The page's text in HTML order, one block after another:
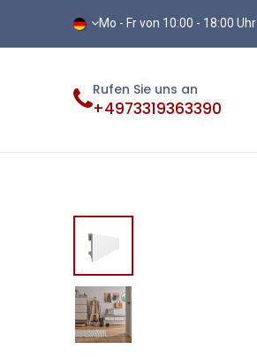
Mo - Fr von 10:00 - 18:00
Rufen Sie uns an
+4973319363390